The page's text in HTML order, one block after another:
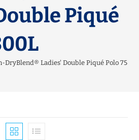
Piqué
DryBlend® Ladies' Double Piqué Polo